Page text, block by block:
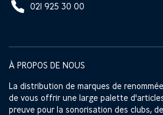
021 925 30 00
À PROPOS DE NOUS
La distribution de marques de
de vous offrir une large palette
preuve pour la sonorisation des clubs,